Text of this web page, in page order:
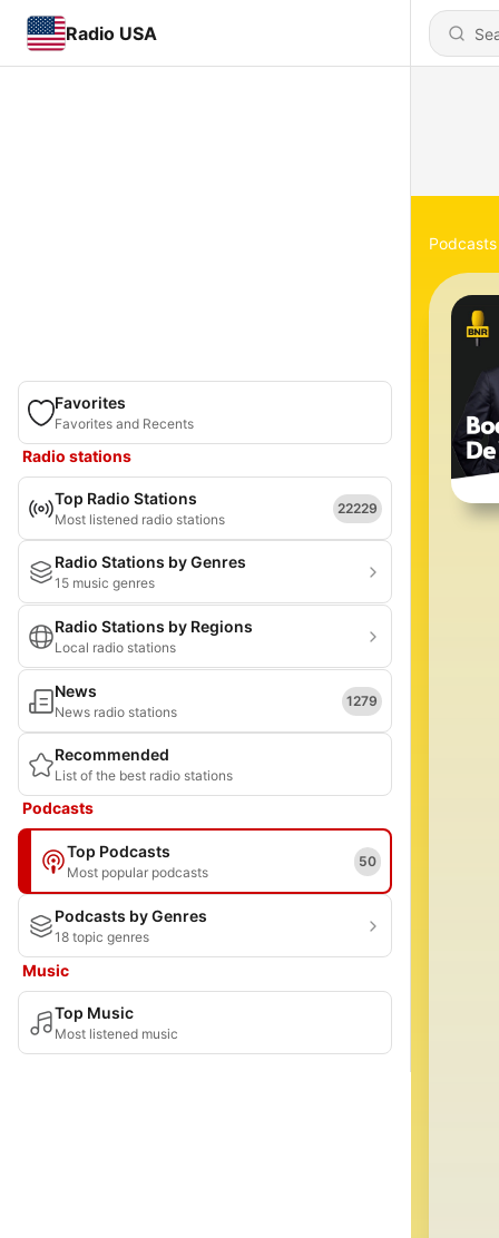
Radio USA
Favorites
Favorites and Recents
Radio stations
Top Radio Stations
Most listened radio stations
22229
Radio Stations by Genres
15 music genres
Radio Stations by Regions
Local radio stations
News
News radio stations
1279
Recommended
List of the best radio stations
Podcasts
Top Podcasts
Most popular podcasts
50
Podcasts by Genres
18 topic genres
Music
Top Music
Most listened music
Podcasts